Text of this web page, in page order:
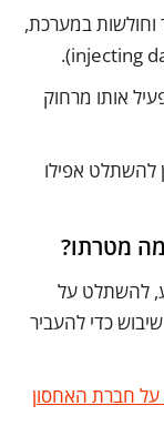
במערכת,
אותו מרחוק
להשתלט אפילו
מטרתו?
להשתלט על
כדי להעביר
חברת האחסון